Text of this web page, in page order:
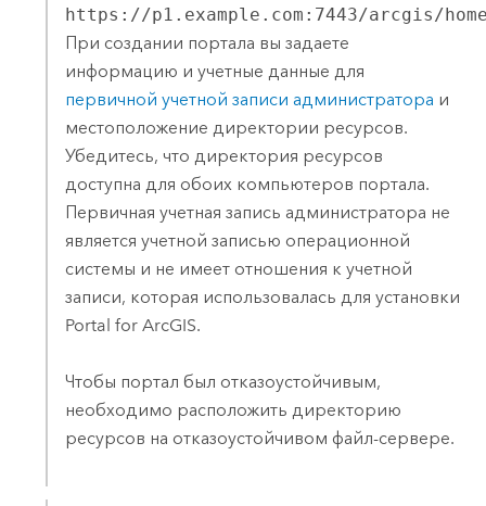
https://p1.example.com:7443/arcgis/
При создании портала вы задаете
информацию и учетные данные для
первичной учетной записи администратора и
местоположение директории ресурсов.
Убедитесь, что директория ресурсов
доступна для обоих компьютеров портала.
Первичная учетная запись администратора не
является учетной записью операционной
системы и не имеет отношения к учетной
записи, которая использовалась для установки
Portal for ArcGIS.
Чтобы портал был отказоустойчивым,
необходимо расположить директорию
ресурсов на отказоустойчивом файл-сервере.